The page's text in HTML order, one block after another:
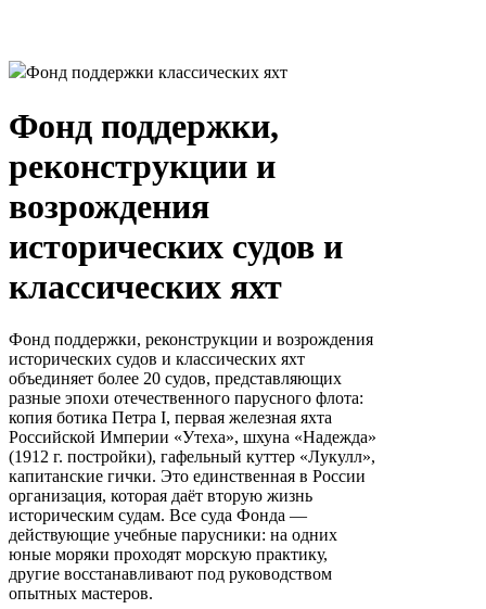
Фонд поддержки классических яхт
Фонд поддержки,
реконструкции и
возрождения
исторических судов и
классических яхт
Фонд поддержки, реконструкции и возрождения
исторических судов и классических яхт
объединяет более 20 судов, представляющих
разные эпохи отечественного парусного флота:
копия ботика Петра I, первая железная яхта
Российской Империи «Утеха», шхуна «Надежда»
(1912 г. постройки), гафельный куттер «Лукулл»,
капитанские гички. Это единственная в России
организация, которая даёт вторую жизнь
историческим судам. Все суда Фонда —
действующие учебные парусники: на одних
юные моряки проходят морскую практику,
другие восстанавливают под руководством
опытных мастеров.